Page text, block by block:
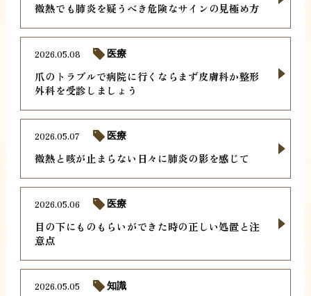
微熱でも肺炎を疑うべき危険なサインの見極め方
爪のトラブルで病院に行くならまず皮膚科か整形
外科を受診しましょう
2026.05.08 医療
微熱と咳が止まらない日々に肺炎の影を感じて
2026.05.07 医療
目の下にものもらいができた時の正しい処置と注
意点
2026.05.06 医療
2026.05.05 知識